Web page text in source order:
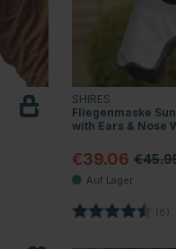
SHIRES
Fliegenmaske
with Ears & Nose
€39.06
Bewertung: (8)